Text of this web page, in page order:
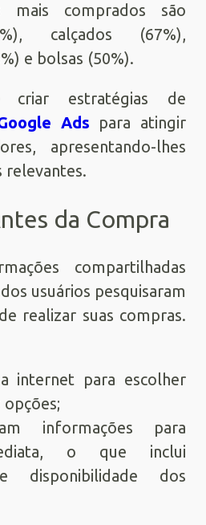
mais comprados são
calçados (67%),
e bolsas (50%).
estratégias de
Ads para atingir
apresentando-lhes
relevantes.
da Compra
compartilhadas
usuários pesquisaram
realizar suas compras.
internet para escolher
informações para
o que inclui
disponibilidade dos